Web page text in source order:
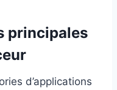
principales
d’applications